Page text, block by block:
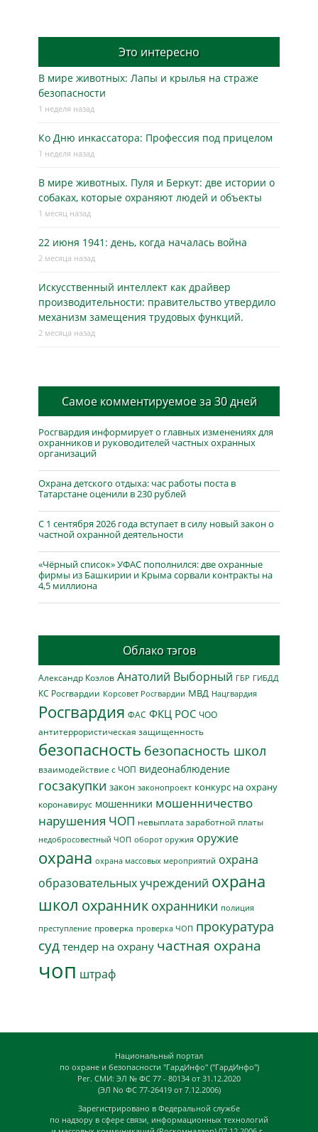
Это интересно
В мире животных: Лапы и крылья на страже
безопасности
1 неделя назад
Ко Дню инкассатора: Профессия под прицелом
1 неделя назад
В мире животных. Пуля и Беркут: две истории о
собаках, которые охраняют людей и объекты
1 месяц назад
22 июня 1941: день, когда началась война
2 месяца назад
Искусственный интеллект как драйвер
производительности: правительство утвердило
механизм замещения трудовых функций.
2 месяца назад
Самое комментируемое за 30 дней
Росгвардия информирует о главных изменениях для
охранников и руководителей частных охранных
организаций
Охрана детского отдыха: час работы поста в
Татарстане оценили в 230 рублей
С 1 сентября 2026 года вступает в силу новый закон о
частной охранной деятельности
«Чёрный список» УФАС пополнился: две охранные
фирмы из Башкирии и Крыма сорвали контракты на
4,5 миллиона
Облако тэгов
Александр Козлов Анатолий Выборный ГБР ГИБДД
КС Росгвардии Корсовет Росгвардии МВД Нацгвардия
Росгвардия ФАС ФКЦ РОС ЧОО
антитеррористическая защищенность
безопасность безопасность школ
взаимодействие с ЧОП видеонаблюдение
госзакупки закон законопроект конкурс на охрану
коронавирус мошенники мошенничество
нарушения ЧОП невыплата заработной платы
недобросовестный ЧОП оборот оружия оружие
охрана охрана массовых мероприятий охрана
образовательных учреждений охрана
школ охранник охранники полиция
преступление проверка проверка ЧОП прокуратура
суд тендер на охрану частная охрана
чоп штраф
Национальный портал
по охране и безопасности "ГардИнфо" ("ГардИнфо")
Рег. СМИ: ЭЛ № ФС 77 - 80134 от 31.12.2020
(ЭЛ No ФС 77-26419 от 7.12.2006)
Зарегистрировано в Федеральной службе
по надзору в сфере связи, информационных технологий